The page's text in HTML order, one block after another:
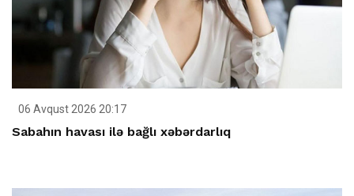
06 Avqust 2026 20:17
Sabahın havası ilə bağlı xəbərdarlıq